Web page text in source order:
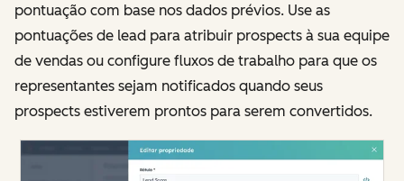
pontuação com base nos dados prévios. Use as
pontuações de lead para atribuir prospects à sua equipe
de vendas ou configure fluxos de trabalho para que os
representantes sejam notificados quando seus
prospects estiverem prontos para serem convertidos.